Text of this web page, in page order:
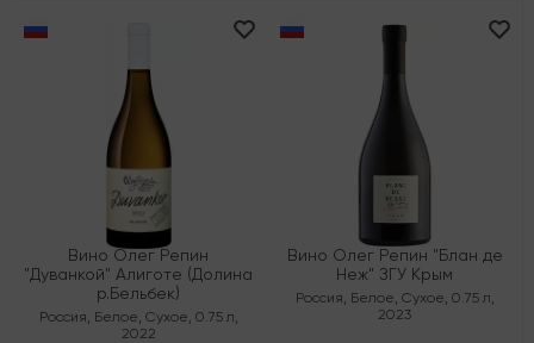
Вино Олег Репин
"Дуванкой" Алиготе (Долина
р.Бельбек)
Россия, Белое, Сухое, 0.75 л,
2022
Вино Олег Репин "Блан де
Неж" ЗГУ Крым
Россия, Белое, Сухое, 0.75 л,
2023